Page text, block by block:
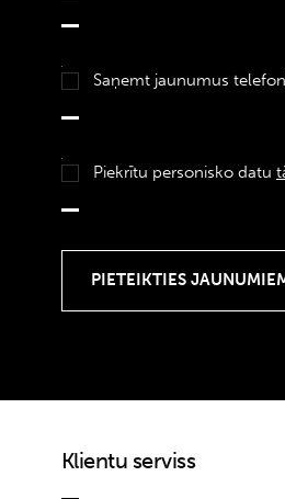
Saņemt jaunumus
Piekrītu personisko datu
Klientu serviss